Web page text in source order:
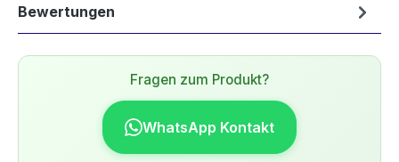
Bewertungen
Fragen zum Produkt?
WhatsApp Kontakt